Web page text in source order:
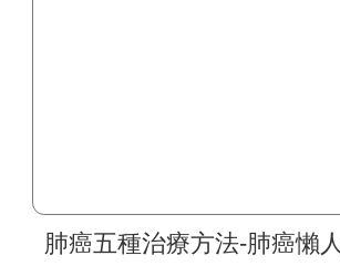
肺癌五種治療方法-肺癌懶